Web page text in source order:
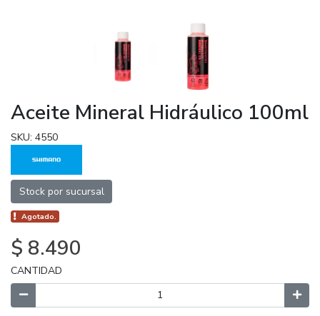
Aceite Mineral Hidráulico 100ml
SKU: 4550
Stock por sucursal
Agotado.
$ 8.490
CANTIDAD